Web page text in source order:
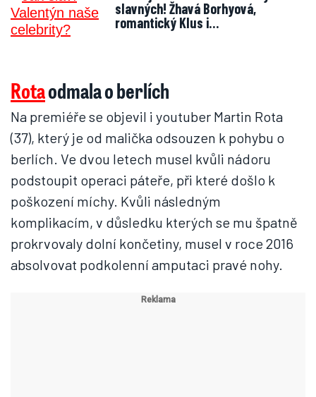
slavných! Žhavá Borhyová,
romantický Klus i…
Rotaodmala o berlích
Na premiéře se objevil i youtuber Martin Rota
(37), který je od malička odsouzen k pohybu o
berlích. Ve dvou letech musel kvůli nádoru
podstoupit operaci páteře, při které došlo k
poškození míchy. Kvůli následným
komplikacím, v důsledku kterých se mu špatně
prokrvovaly dolní končetiny, musel v roce 2016
absolvovat podkolenní amputaci pravé nohy.